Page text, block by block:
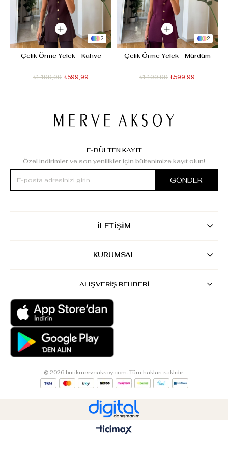
2
Çelik Örme Yelek - Kahve
₺599,99
₺1.199,99
2
Çelik Örme Yelek - Mürdüm
₺599,99
₺1.199,99
E-BÜLTEN KAYIT
Özel indirimler ve son yenilikler için bültenimize kayıt olun!
GÖNDER
İLETİŞİM
KURUMSAL
ALIŞVERİŞ REHBERİ
© 2026 butikmerveaksoy.com. Tüm hakları saklıdır.